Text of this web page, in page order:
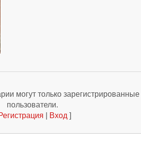
могут только зарегистрированные
пользователи.
Вход ]